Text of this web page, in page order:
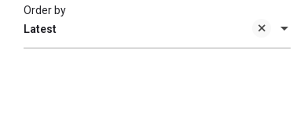
Latest
Order by